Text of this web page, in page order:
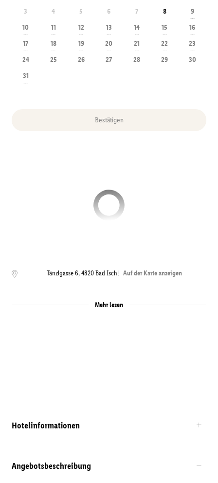
3
4 5 6 7 8 9
---
10
---
11
---
12
---
13
---
14
---
15
---
16
---
17
---
18
---
19
---
20
---
21
---
22
---
23
---
24
---
25
---
26
---
27
---
28
---
29
---
30
---
31
---
Bestätigen
Tänzlgasse 6,4820 Bad Ischl Auf der Karte anzeigen
Mehr lesen
Hotelinformationen
Angebotsbeschreibung